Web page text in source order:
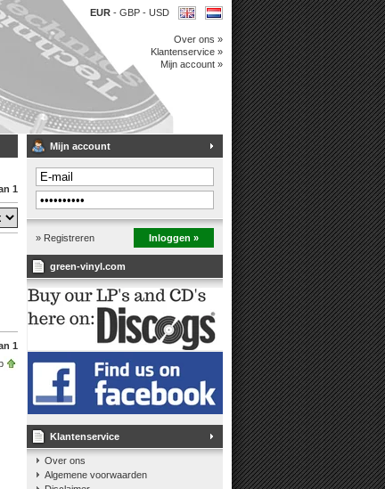
EUR - GBP - USD
Over ons »
Klantenservice »
Mijn account »
1
1
Mijn account
» Registreren Inloggen »
green-vinyl.com
Klantenservice
Over ons
Algemene voorwaarden